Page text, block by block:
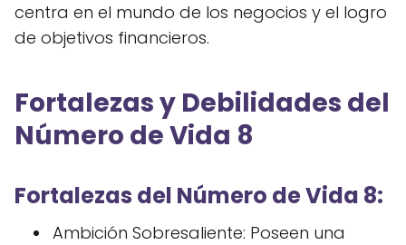
centra en el mundo de los negocios y el logro
de objetivos financieros.
Fortalezas y Debilidades del
Número de Vida 8
Fortalezas del Número de Vida 8:
Ambición Sobresaliente: Poseen una